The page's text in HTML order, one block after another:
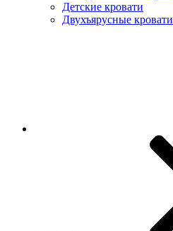
Детские кровати
Двухъярусные кровати